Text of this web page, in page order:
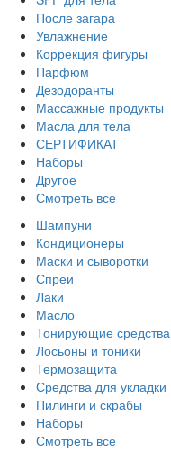
После загара
Увлажнение
Коррекция фигуры
Парфюм
Дезодоранты
Массажные продукты
Масла для тела
СЕРТИФИКАТ
Наборы
Другое
Смотреть все
Шампуни
Кондиционеры
Маски и сыворотки
Спреи
Лаки
Масло
Тонирующие средства
Лосьоны и тоники
Термозащита
Средства для укладки
Пилинги и скрабы
Наборы
Смотреть все